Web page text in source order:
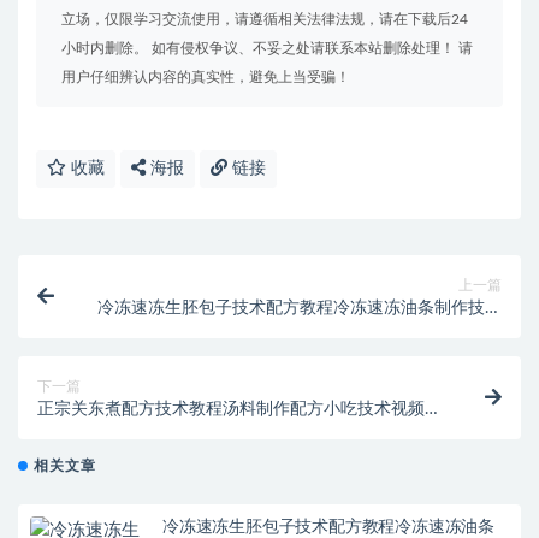
立场，仅限学习交流使用，请遵循相关法律法规，请在下载后24
小时内删除。 如有侵权争议、不妥之处请联系本站删除处理！ 请
用户仔细辨认内容的真实性，避免上当受骗！
收藏 海报 链接
上一篇
冷冻速冻生胚包子技术配方教程冷冻速冻油条制作技术
下一篇
正宗关东煮配方技术教程汤料制作配方小吃技术视频教
相关文章
冷冻速冻生胚包子技术配方教程冷冻速冻油条